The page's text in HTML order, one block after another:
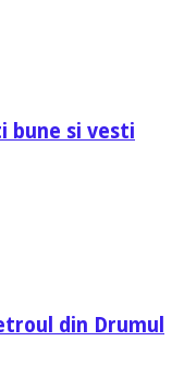
bune si vesti
din Drumul